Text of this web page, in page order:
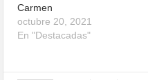
Carmen
octubre 20, 2021
En "Destacadas"